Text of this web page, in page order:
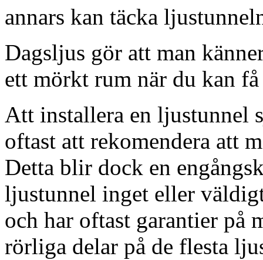
annars kan täcka
Dagsljus gör att man
ett mörkt rum när du kan
Att installera en ljustunnel
oftast att rekomendera att
Detta blir dock en
ljustunnel inget eller
och har oftast garantier på
rörliga delar på de flesta